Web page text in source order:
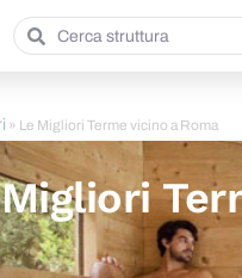
» Le Migliori Terme vicino a Roma